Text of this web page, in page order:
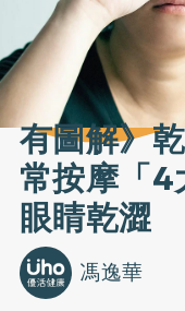
有圖解》
常按摩「
眼睛乾澀
馮逸華